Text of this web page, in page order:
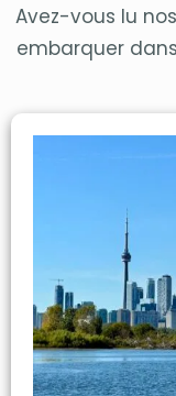
Avez-vous lu
embarquer